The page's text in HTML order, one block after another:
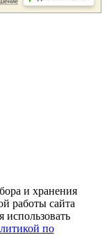
и хранения
работы сайта
использовать
по